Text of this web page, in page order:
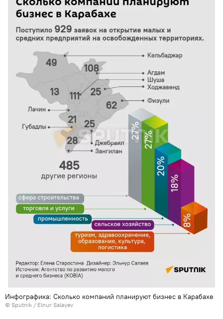
Инфографика: Сколько компаний планируют бизнес в Карабахе
© Sputnik / Elnur Salayev